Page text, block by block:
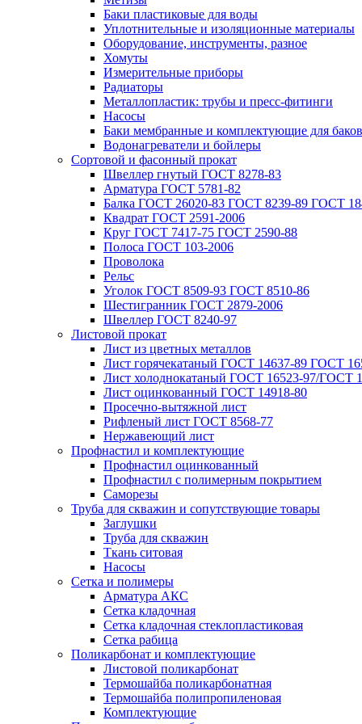
Баки пластиковые для воды
Уплотнительные и изоляционные материалы
Оборудование, инструменты, разное
Хомуты
Измерительные приборы
Радиаторы
Металлопластик: трубы и пресс-фитинги
Насосы
Баки мембранные и комплектующие для баков
Водонагреватели и бойлеры
Сортовой и фасонный прокат
Швеллер гнутый ГОСТ 8278-83
Арматура ГОСТ 5781-82
Балка ГОСТ 26020-83 ГОСТ 8239-89 ГОСТ
Квадрат ГОСТ 2591-2006
Круг ГОСТ 7417-75 ГОСТ 2590-88
Полоса ГОСТ 103-2006
Проволока
Рельс
Уголок ГОСТ 8509-93 ГОСТ 8510-86
Шестигранник ГОСТ 2879-2006
Швеллер ГОСТ 8240-97
Листовой прокат
Лист из цветных металлов
Лист горячекатаный ГОСТ 14637-89 ГОСТ
Лист холоднокатаный ГОСТ 16523-97/ГОСТ
Лист оцинкованный ГОСТ 14918-80
Просечно-вытяжной лист
Рифленый лист ГОСТ 8568-77
Нержавеющий лист
Профнастил и комплектующие
Профнастил оцинкованный
Профнастил с полимерным покрытием
Саморезы
Труба для скважин и сопутствующие товары
Заглушки
Труба для скважин
Ткань ситовая
Насосы
Сетка и полимеры
Арматура АКС
Сетка кладочная
Сетка кладочная стеклопластиковая
Сетка рабица
Поликарбонат и комплектующие
Листовой поликарбонат
Термошайба поликарбонатная
Термошайба полипропиленовая
Комплектующие